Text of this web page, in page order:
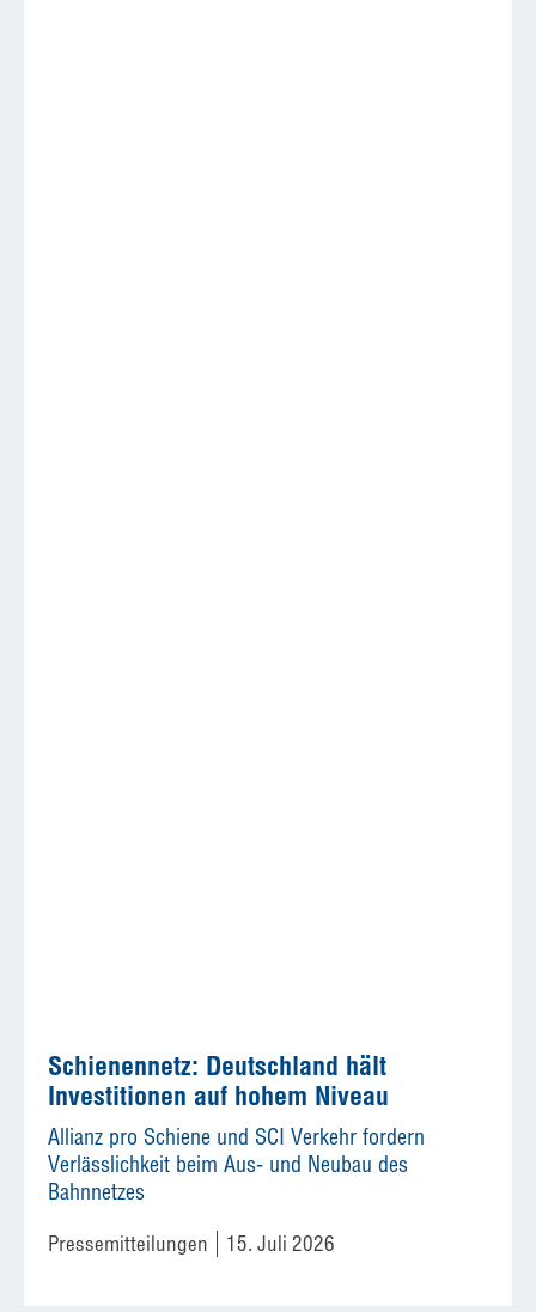
Schienennetz: Deutschland hält
Investitionen auf hohem Niveau
Allianz pro Schiene und SCI Verkehr fordern
Verlässlichkeit beim Aus- und Neubau des
Bahnnetzes
Pressemitteilungen 15. Juli 2026